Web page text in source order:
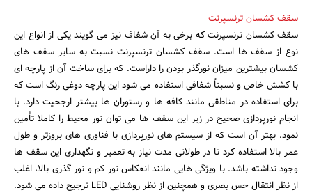
سقف کشسان ترنسپرنت
سقف کشسان ترنسپرنت که برخی به آن شفاف نیز می گویند یکی از انواع این
نوع از سقف ها است. سقف کشسان ترنسپرنت نسبت به سایر سقف های
کشسان بیشترین میزان نورگذر بودن را داراست. که برای ساخت آن از پارچه ای
با کشش خاص و نسبتاً شفافی استفاده می شود این پارچه دوغی رنگ است که
برای استفاده در مناطقی مانند کافه ها و رستوران ها بیشتر ارجحیت دارد. با
انجام نورپردازی صحیح در زیر این سقف ها می توان نور محیط را کاملا تأمین
نمود. بهتر آن است که از سیستم های نورپردازی با فناوری های بروزتر و طول
عمر بالا استفاده کرد تا در طولانی مدت نیاز به تعمیر و نگهداری این سقف ها
وجود نداشته باشد. با ویژگی هایی مانند انعکاس نور کم و نور گذری بالا، اغلب
از نظر انتقال حس بصری و همچنین از نظر روشنایی LED ترجیح داده می شود.